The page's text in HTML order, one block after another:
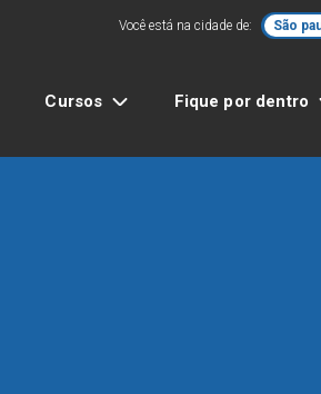
Você está na cidade de: São
Cursos Fique por dentro